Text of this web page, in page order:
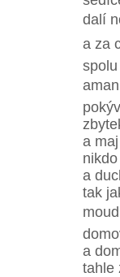
dalí
a za
a
a
tak
a
tahle